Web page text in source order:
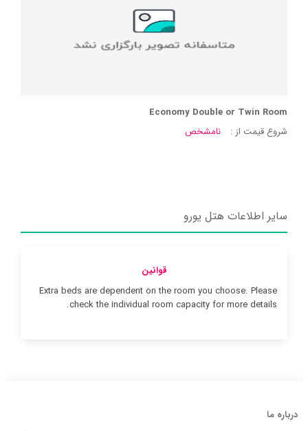
Economy Double or Twin Room
شروع قیمت از :
نامشخص
سایر اطلاعات هتل یورو
قوانین
Extra beds are dependent on the room you choose. Please
check the individual room capacity for more details.
درباره ما